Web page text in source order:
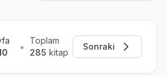
•
Toplam
285 kitap
Sonraki